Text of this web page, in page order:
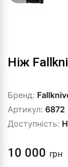
Ніж
Бренд:
Артикул: 6872
Доступність:
10 000 грн